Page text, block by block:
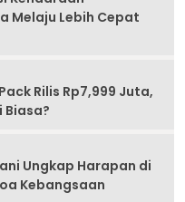
Melaju Lebih Cepat
Rilis Rp7,999 Juta,
Biasa?
Ungkap Harapan di
Kebangsaan